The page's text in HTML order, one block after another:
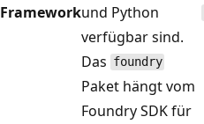
Frameworkund Python
verfügbar sind.
Das foundry
Paket hängt vom
Foundry SDK für